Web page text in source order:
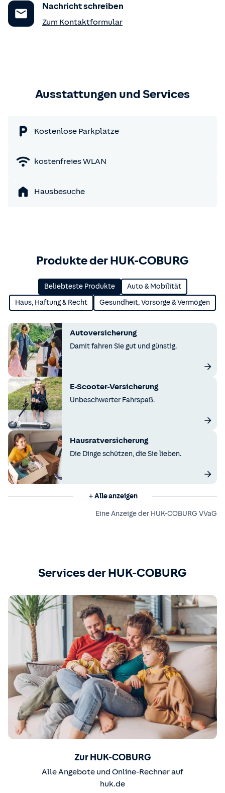
Nachricht schreiben
Zum Kontaktformular
Ausstattungen und Services
Kostenlose Parkplätze
kostenfreies WLAN
Hausbesuche
Produkte der HUK-COBURG
Beliebteste Produkte Auto & Mobilität
Haus, Haftung & Recht Gesundheit, Vorsorge & Vermögen
Autoversicherung
Damit fahren Sie gut und günstig.
E-Scooter-Versicherung
Unbeschwerter Fahrspaß.
Hausratversicherung
Die Dinge schützen, die Sie lieben.
Alle anzeigen
Eine Anzeige der HUK-COBURG VVaG
Services der HUK-COBURG
Zur HUK-COBURG
Alle Angebote und Online-Rechner auf
huk.de